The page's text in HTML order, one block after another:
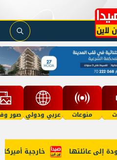
منوعات عربي ودولي صور
خارجية أميركا: عائلتها